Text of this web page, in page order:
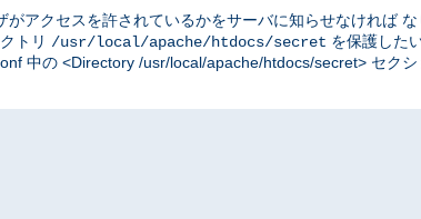
アクセスを許されているかをサーバに知らせなければ な
トリ /usr/local/apache/htdocs/secret を保護した
中の <Directory /usr/local/apache/htdocs/secret> セク